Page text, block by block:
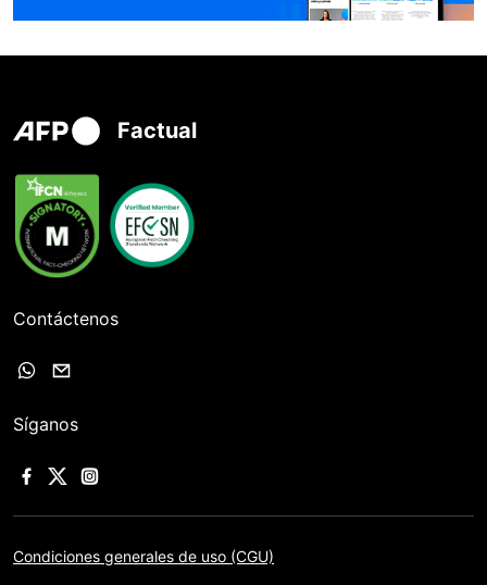
Factual
Contáctenos
Síganos
Condiciones generales de uso (CGU)